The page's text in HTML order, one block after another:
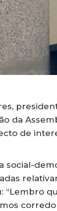
da
de
social-
“Lembro